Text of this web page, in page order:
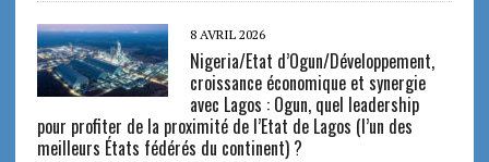
8 AVRIL 2026
Nigeria/Etat d’Ogun/Développement,
croissance économique et synergie
avec Lagos : Ogun, quel leadership
pour profiter de la proximité de l’Etat de Lagos (l’un des
meilleurs États fédérés du continent) ?